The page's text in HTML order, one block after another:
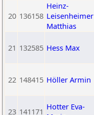
20 136158
Heinz-
Leisenheimer
Matthias
21 132585 Hess Max
22 148415 Höller Armin
23 141171 Hotter Eva-